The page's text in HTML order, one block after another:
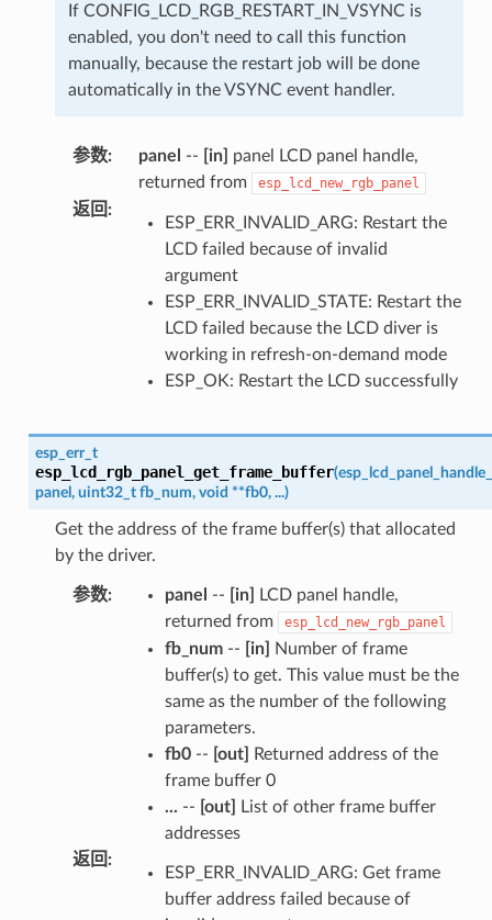
If CONFIG_LCD_RGB_RESTART_IN_VSYNC is
enabled, you don't need to call this function
manually, because the restart job will be done
automatically in the VSYNC event handler.
参数: panel -- [in]
panel LCD panel handle,
returned from
esp_lcd_new_rgb_panel
返回 :
ESP_ERR_INVALID_ARG: Restart the
LCD failed because of invalid
argument
ESP_ERR_INVALID_STATE: Restart the
LCD failed because the LCD diver is
working in refresh-on-demand mode
ESP_OK: Restart the LCD successfully
esp_err_t
esp_lcd_rgb_panel_get_frame_buffer(
panel , uint32_t fb_num, void **fb0, ...)
Get the address of the frame buffer(s) that allocated
by the driver.
参数: panel -- [in]
LCD panel handle,
returned from
esp_lcd_new_rgb_panel
fb_num-- [in]
Number of frame
buffer(s) to get. This value must be the
same as the number of the following
parameters.
fb0-- [out]
Returned address of the
frame buffer 0
... -- [out]
List of other frame buffer
addresses
返回 :
ESP_ERR_INVALID_ARG: Get frame
buffer address failed because of